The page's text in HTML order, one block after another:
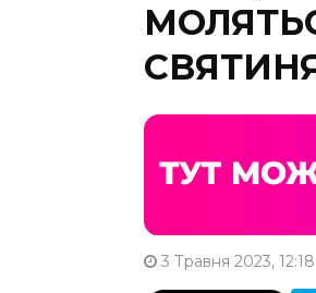
3 Травня 2023, 12:18